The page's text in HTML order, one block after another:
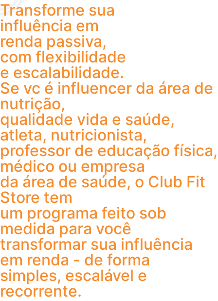
Transforme sua
influência em
renda passiva,
com flexibilidade
e escalabilidade.
Se vc é influencer da área de
nutrição,
qualidade vida e saúde,
atleta, nutricionista,
professor de educação física,
médico ou empresa
da área de saúde, o Club Fit
Store tem
um programa feito sob
medida para você
transformar sua influência
em renda - de forma
simples, escalável e
recorrente.